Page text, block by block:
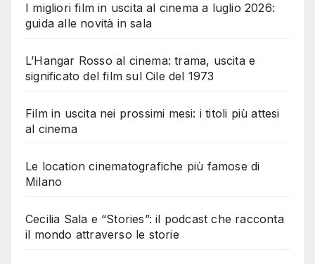
I migliori film in uscita al cinema a luglio 2026:
guida alle novità in sala
L’Hangar Rosso al cinema: trama, uscita e
significato del film sul Cile del 1973
Film in uscita nei prossimi mesi: i titoli più attesi
al cinema
Le location cinematografiche più famose di
Milano
Cecilia Sala e “Stories”: il podcast che racconta
il mondo attraverso le storie